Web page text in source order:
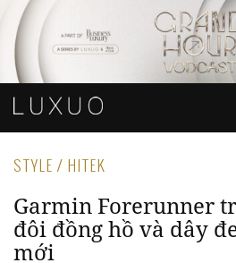
STYLE / HITEK
Garmin Forerunner
đôi đồng hồ và dây
mới